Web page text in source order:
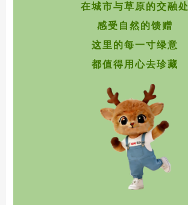
在城市与草原的交融处
感受自然的馈赠
这里的每一寸绿意
都值得用心去珍藏